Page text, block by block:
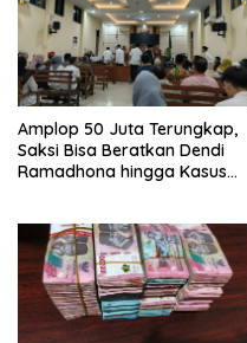
Amplop 50 Juta Terungkap,
Saksi Bisa Beratkan Dendi
Ramadhona hingga Kasus